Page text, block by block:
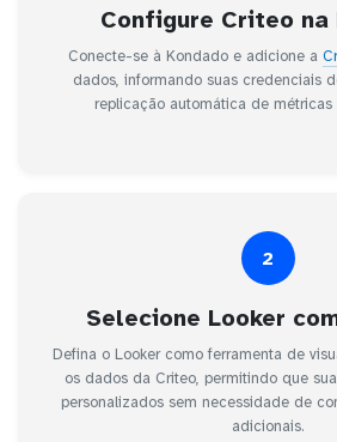
Configure Criteo na
Conecte-se à Kondado e adicione a
dados, informando suas credenciais
replicação automática de métricas
2
Selecione Looker
Defina o Looker como ferramenta de
os dados da Criteo, permitindo que
personalizados sem necessidade de
adicionais.